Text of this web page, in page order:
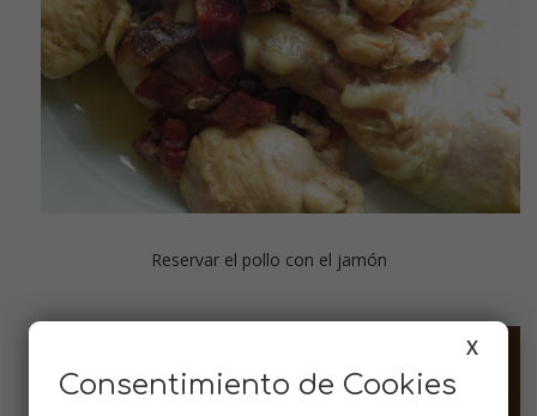
Reservar el pollo con el jamón
X
Consentimiento de Cookies